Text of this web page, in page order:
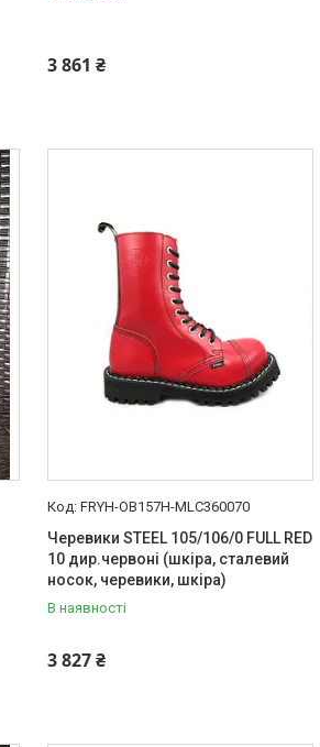
3 861 ₴
FRYH-OB157H-MLC360070
Черевики STEEL 105/106/0 FULL RED
10 дир.червоні (шкіра, сталевий
носок, черевики, шкіра)
В наявності
3 827 ₴